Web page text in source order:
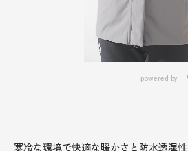
powered by
寒冷な環境で快適な暖かさと防水透湿